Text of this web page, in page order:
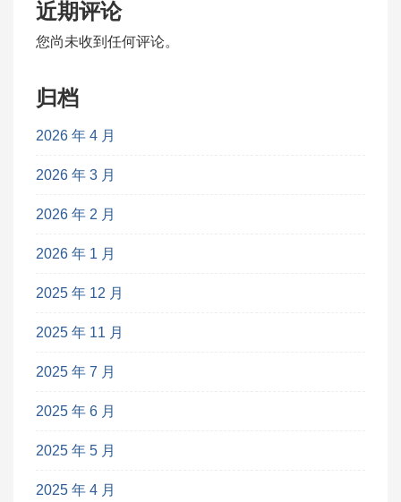
近期评论
您尚未收到任何评论。
归档
2026 年 4 月
2026 年 3 月
2026 年 2 月
2026 年 1 月
2025 年 12 月
2025 年 11 月
2025 年 7 月
2025 年 6 月
2025 年 5 月
2025 年 4 月